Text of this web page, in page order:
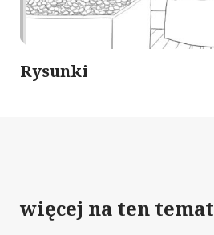
Rysunki
więcej na ten temat